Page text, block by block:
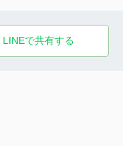
LINEで共有する